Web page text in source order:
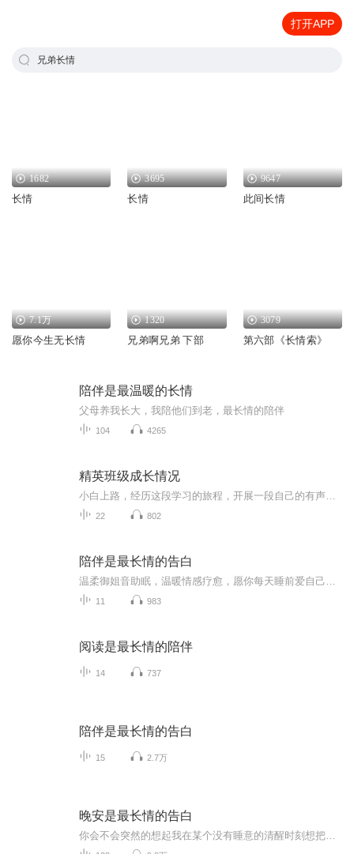
打开APP
兄弟长情
1682
长情
3695
长情
9647
此间长情
7.1万
愿你今生无长情
1320
兄弟啊兄弟 下部
3079
第六部《长情索》
陪伴是最温暖的长情
父母养我长大，我陪他们到老，最长情的陪伴
104 4265
精英班级成长情况
22 802
陪伴是最长情的告白
11 983
阅读是最长情的陪伴
14 737
陪伴是最长情的告白
15 2.7万
晚安是最长情的告白